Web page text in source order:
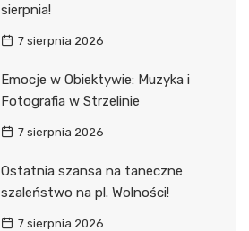
sierpnia!
7 sierpnia 2026
Emocje w Obiektywie: Muzyka i
Fotografia w Strzelinie
7 sierpnia 2026
Ostatnia szansa na taneczne
szaleństwo na pl. Wolności!
7 sierpnia 2026